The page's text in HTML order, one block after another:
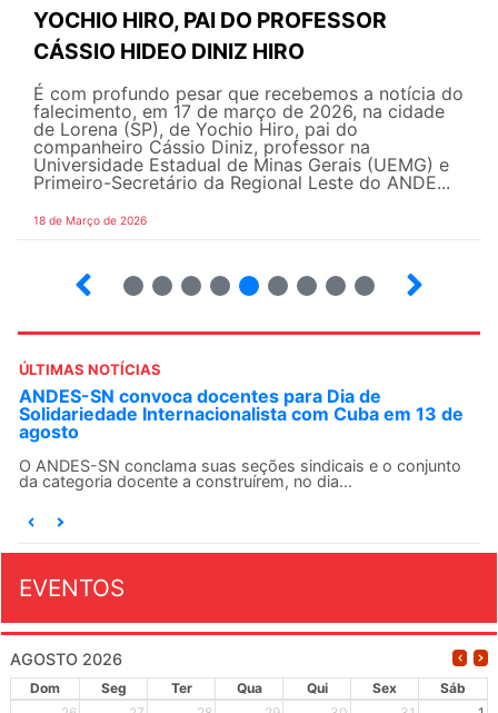
YOCHIO HIRO, PAI DO PROFESSOR
CÁSSIO HIDEO DINIZ HIRO
É com profundo pesar que recebemos a notícia do
falecimento, em 17 de março de 2026, na cidade
de Lorena (SP), de Yochio Hiro, pai do
companheiro Cássio Diniz, professor na
Universidade Estadual de Minas Gerais (UEMG) e
Primeiro-Secretário da Regional Leste do ANDE...
18 de Março de 2026
ÚLTIMAS NOTÍCIAS
ANDES-SN convoca docentes para Dia de
Solidariedade Internacionalista com Cuba em 13 de
agosto
O ANDES-SN conclama suas seções sindicais e o conjunto
da categoria docente a construírem, no dia...
EVENTOS
AGOSTO 2026
Dom Seg Ter Qua Qui Sex
Sáb